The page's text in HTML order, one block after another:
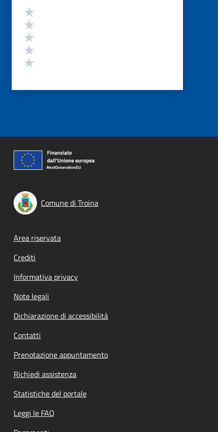
Valutazione
Comune di Troina
Footer menu
Area riservata
Crediti
Informativa privacy
Note legali
Dichiarazione di accessibilità
Contatti
Prenotazione appuntamento
Richiedi assistenza
Statistiche del portale
Leggi le FAQ